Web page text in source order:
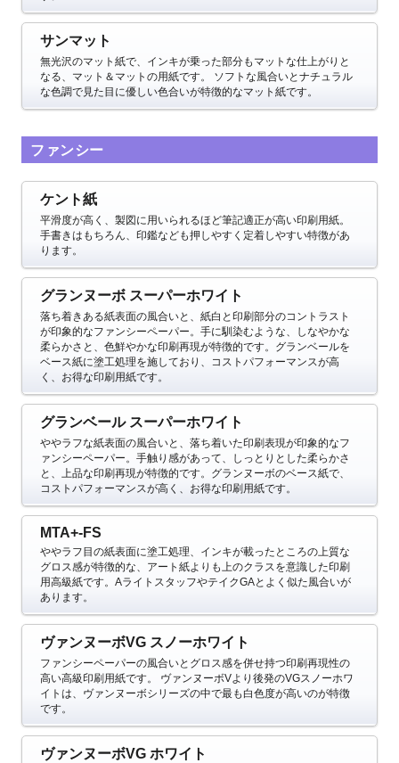
サンマット
無光沢のマット紙で、インキが乗った部分もマットな仕上がりと
なる、マット＆マットの用紙です。 ソフトな風合いとナチュラル
な色調で見た目に優しい色合いが特徴的なマット紙です。
ファンシー
ケント紙
平滑度が高く、製図に用いられるほど筆記適正が高い印刷用紙。
手書きはもちろん、印鑑なども押しやすく定着しやすい特徴があ
ります。
グランヌーボ スーパーホワイト
落ち着きある紙表面の風合いと、紙白と印刷部分のコントラスト
が印象的なファンシーペーパー。手に馴染むような、しなやかな
柔らかさと、色鮮やかな印刷再現が特徴的です。グランベールを
ベース紙に塗工処理を施しており、コストパフォーマンスが高
く、お得な印刷用紙です。
グランベール スーパーホワイト
ややラフな紙表面の風合いと、落ち着いた印刷表現が印象的なフ
ァンシーペーパー。手触り感があって、しっとりとした柔らかさ
と、上品な印刷再現が特徴的です。グランヌーボのベース紙で、
コストパフォーマンスが高く、お得な印刷用紙です。
MTA+-FS
ややラフ目の紙表面に塗工処理、インキが載ったところの上質な
グロス感が特徴的な、 アート紙よりも上のクラスを意識した印刷
用高級紙です。AライトスタッフやテイクGAとよく似た風合いが
あります。
ヴァンヌーボVG スノーホワイト
ファンシーペーパーの風合いとグロス感を併せ持つ印刷再現性の
高い高級印刷用紙です。 ヴァンヌーボVより後発のVGスノーホワ
イトは、ヴァンヌーボシリーズの中で最も白色度が高いのが特徴
です。
ヴァンヌーボVG ホワイト